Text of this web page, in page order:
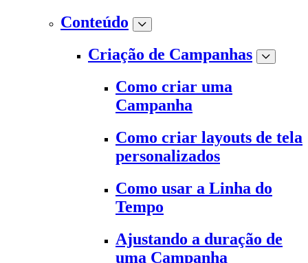
Conteúdo
Criação de Campanhas
Como criar uma
Campanha
Como criar layouts de tela
personalizados
Como usar a Linha do
Tempo
Ajustando a duração de
uma Campanha